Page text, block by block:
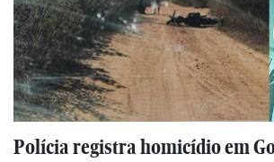
Polícia registra homicídio em